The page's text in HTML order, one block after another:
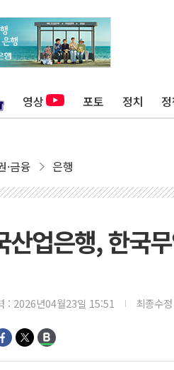
영상 포토 정치
·금융 은행
산업은행, 한국
: 2026년04월23일 15:51 최종수